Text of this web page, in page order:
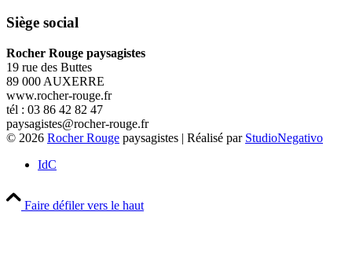
Siège social
Rocher Rouge paysagistes
19 rue des Buttes
89 000 AUXERRE
www.rocher-rouge.fr
tél : 03 86 42 82 47
paysagistes@rocher-rouge.fr
© 2026 Rocher Rouge paysagistes | Réalisé par StudioNegativo
IdC
Faire défiler vers le haut